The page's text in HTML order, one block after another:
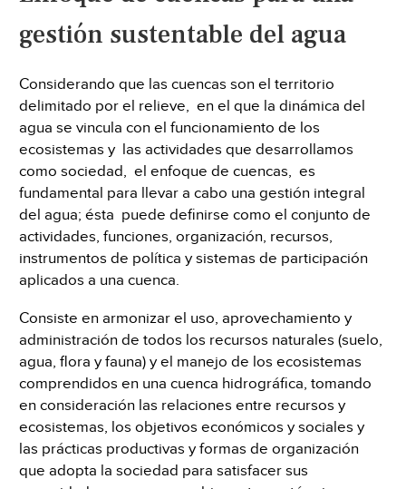
gestión sustentable del agua
Considerando que las cuencas son el territorio
delimitado por el relieve, en el que la dinámica del
agua se vincula con el funcionamiento de los
ecosistemas y las actividades que desarrollamos
como sociedad, el enfoque de cuencas, es
fundamental para llevar a cabo una gestión integral
del agua; ésta puede definirse como el conjunto de
actividades, funciones, organización, recursos,
instrumentos de política y sistemas de participación
aplicados a una cuenca.
Consiste en armonizar el uso, aprovechamiento y
administración de todos los recursos naturales (suelo,
agua, flora y fauna) y el manejo de los ecosistemas
comprendidos en una cuenca hidrográfica, tomando
en consideración las relaciones entre recursos y
ecosistemas, los objetivos económicos y sociales y
las prácticas productivas y formas de organización
que adopta la sociedad para satisfacer sus